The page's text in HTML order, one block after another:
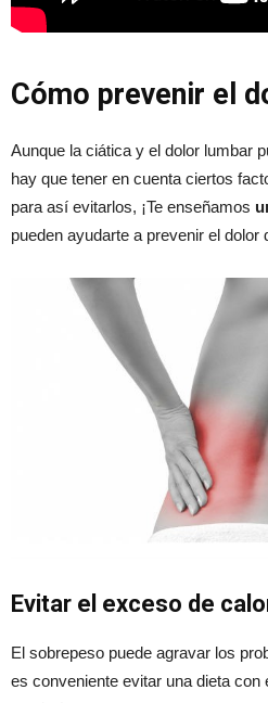
Cómo prevenir el
Aunque la ciática y el dolor lumbar
hay que tener en cuenta ciertos
para así evitarlos, ¡Te enseñamos
pueden ayudarte a prevenir el dolor
Evitar el exceso de
El sobrepeso puede agravar los
es conveniente evitar una dieta